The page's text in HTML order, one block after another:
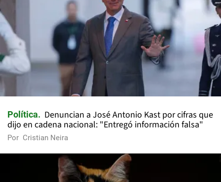
Política
Denuncian a José Antonio Kast por cifras que
dijo en cadena nacional: "Entregó información falsa"
Por Cristian Neira